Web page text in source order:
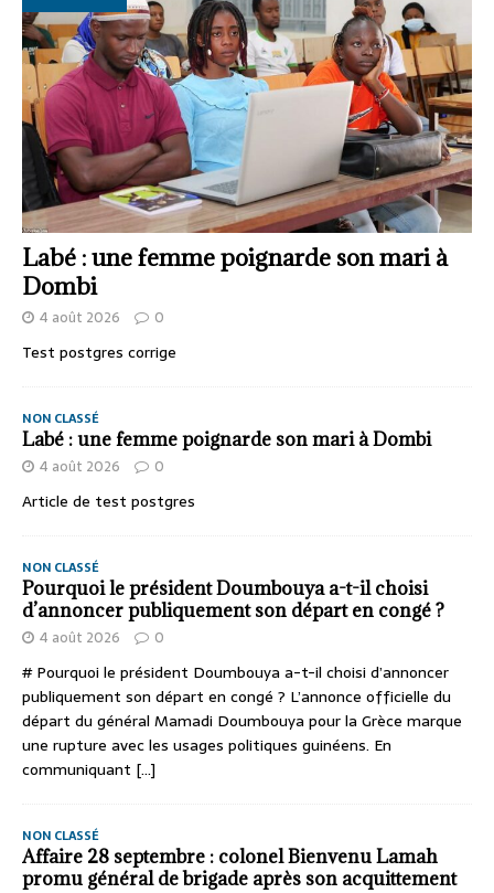
Labé : une femme poignarde son mari à
Dombi
4 août 2026 0
Test postgres corrige
NON CLASSÉ
Labé : une femme poignarde son mari à Dombi
4 août 2026 0
Article de test postgres
NON CLASSÉ
Pourquoi le président Doumbouya a-t-il choisi
d’annoncer publiquement son départ en congé ?
4 août 2026 0
# Pourquoi le président Doumbouya a-t-il choisi d’annoncer
publiquement son départ en congé ? L’annonce officielle du
départ du général Mamadi Doumbouya pour la Grèce marque
une rupture avec les usages politiques guinéens. En
communiquant [...]
NON CLASSÉ
Affaire 28 septembre : colonel Bienvenu Lamah
promu général de brigade après son acquittement